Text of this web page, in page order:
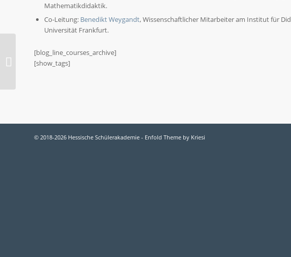
Mathematikdidaktik.
Co-Leitung: Benedikt Weygandt, Wissenschaftlicher Mitarbeiter am Institut für
Universität Frankfurt.
[blog_line_courses_archive]
[show_tags]
© 2018-2026 Hessische Schülerakademie - Enfold Theme by Kriesi
2012-M MEDIENKULTUR: Infos auf
allen Kanälen: virtuell und